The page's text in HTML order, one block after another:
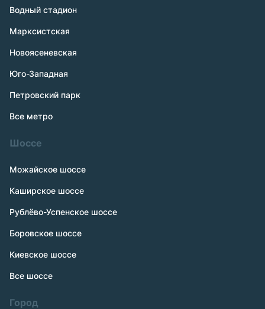
Водный стадион
Марксистская
Новоясеневская
Юго-Западная
Петровский парк
Все метро
Шоссе
Можайское шоссе
Каширское шоссе
Рублёво-Успенское шоссе
Боровское шоссе
Киевское шоссе
Все шоссе
Город